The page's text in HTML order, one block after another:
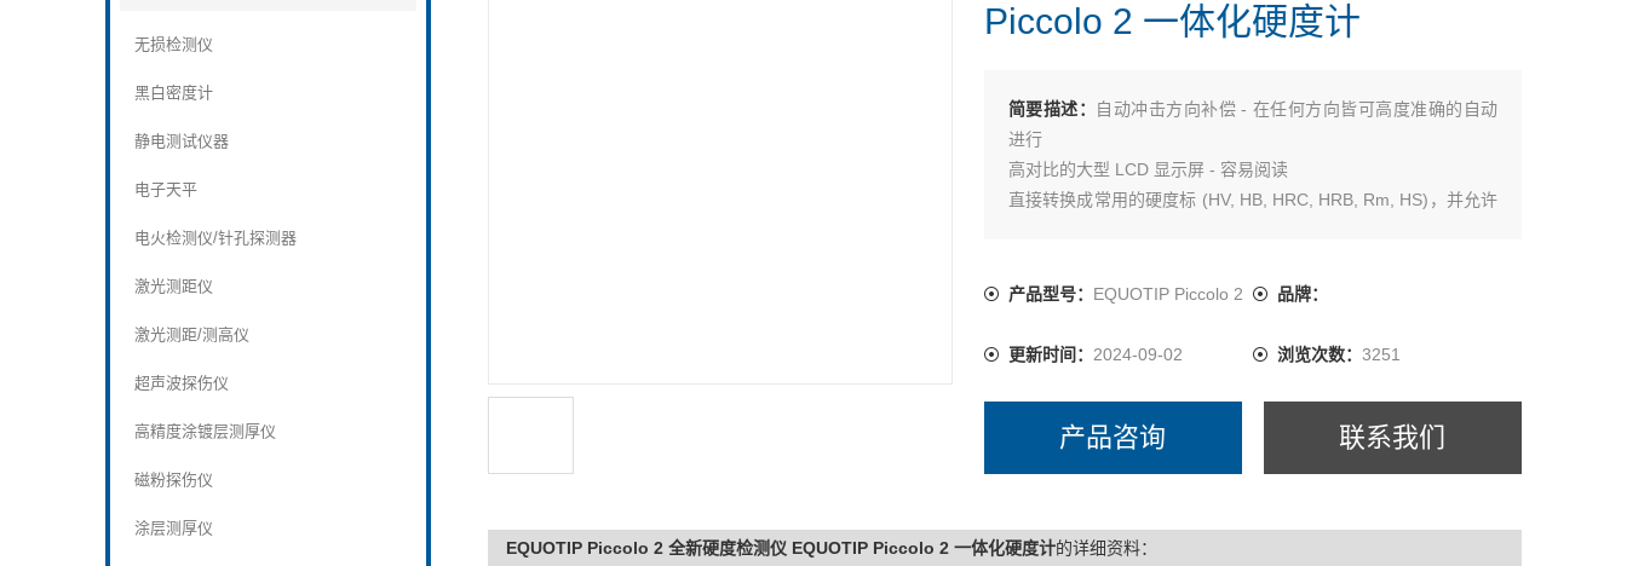
无损检测仪
黑白密度计
静电测试仪器
电子天平
电火检测仪/针孔探测器
激光测距仪
激光测距/测高仪
超声波探伤仪
高精度涂镀层测厚仪
磁粉探伤仪
涂层测厚仪
Piccolo 2 一体化硬度计
简要描述：
自动冲击方向补偿 - 在任何方向皆可高度准确的自动
进行
高对比的大型 LCD 显示屏 - 容易阅读
直接转换成常用的硬度标 (HV, HB, HRC, HRB, Rm, HS)，并允许
自我诊断及错误检查
智能开启/待机电源开关，可Z佳化电池的充电寿命
产品型号： EQUOTIP Piccolo 2 品牌：
更新时间： 2024-09-02 浏览次数： 3251
产品咨询 联系我们
EQUOTIP Piccolo 2 全新硬度检测仪 EQUOTIP Piccolo 2 一体化硬度计的详细资料：